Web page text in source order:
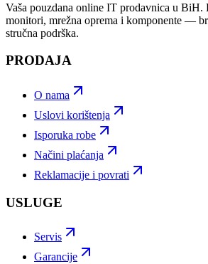
Vaša pouzdana online IT prodavnica u BiH.
monitori, mrežna oprema i komponente —
stručna podrška.
PRODAJA
O nama
Uslovi korištenja
Isporuka robe
Načini plaćanja
Reklamacije i povrati
USLUGE
Servis
Garancije